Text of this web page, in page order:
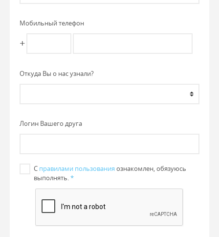
Мобильный телефон
+
Откуда Вы о нас узнали?
Логин Вашего друга
С правилами пользования ознакомлен, обязуюсь
выполнять.*